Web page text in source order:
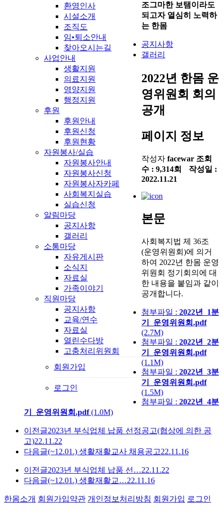
환영인사
시설소개
조직도
임•퇴소안내
찾아오시는길
사업안내
생활지원
의료지원
영양지원
행정지원
후원
후원안내
후원신청
후원현황
자원봉사/실습
자원봉사안내
자원봉사신청
자원봉사자카페
사회복지실습
실습신청
알림마당
공지사항
갤러리
소통마당
자유게시판
소식지
자료실
가족이야기
직원마당
공지사항
교육/연수
자료실
열린수다방
고충처리위원회
회원가입
로그인
조그마한 보탬이라도
되고자 열심히 노력하
는 한몸
공지사항
갤러리
2022년 한몸 운
영위원회 회의
공개
페이지 정보
작성자 facewar 조회
수 : 9,314회
작성일 :
2022.11.21
본문
사회복지법 제 36조
(운영위원회)에 의거
하여 2022년 한몸 운영
위원회 정기회의에 대
한 내용을 붙임과 같이
공개합니다.
첨부파일 : 2022년_1분
기_운영위원회.pdf
(2.7M)
첨부파일 : 2022년_2분
기_운영위원회.pdf
(1.1M)
첨부파일 : 2022년_3분
기_운영위원회.pdf
(1.5M)
첨부파일 : 2022년_4분
기_운영위원회.pdf(1.0M)
이전글2023년 부식업체 납품 선정공고(협상에 의한 공
고)22.11.22
다음글(~12.01.) 생활재활교사 채용공고22.11.16
이전글2023년 부식업체 납품 선…22.11.22
다음글(~12.01.) 생활재활교…22.11.16
한몸소개 회원가입약관 개인정보처리방침 회원가입 로그인